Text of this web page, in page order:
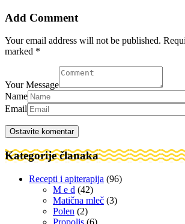
Add Comment
Your email address will not be published.
marked *
Your Message
Name
Email
Kategorije članaka
Recepti i apiterapija (96)
M e d (42)
Matična mleč (3)
Polen (2)
Propolis (6)